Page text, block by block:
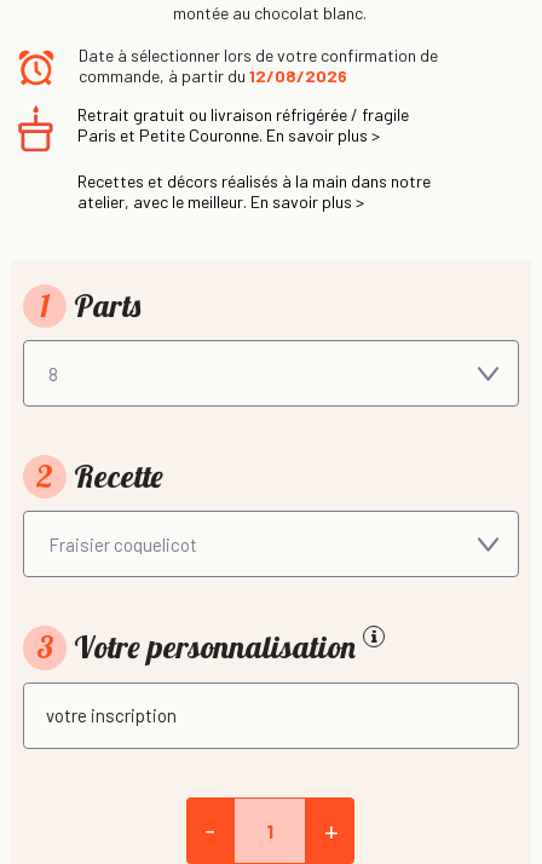
montée au chocolat blanc.
Date à sélectionner lors de votre confirmation de
commande, à partir du 12/08/2026
Retrait gratuit ou livraison réfrigérée / fragile
Paris et Petite Couronne. En savoir plus >
Recettes et décors réalisés à la main dans notre
atelier, avec le meilleur. En savoir plus >
1 Parts
2 Recette
3 Votre personnalisation
- +